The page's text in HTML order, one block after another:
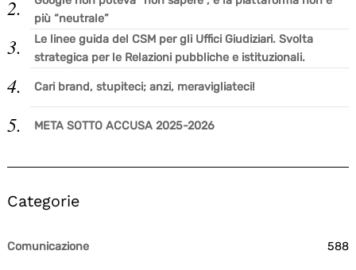
più “neutrale”
Le linee guida del CSM per gli Uffici Giudiziari. Svolta
strategica per le Relazioni pubbliche e istituzionali.
Cari brand, stupiteci; anzi, meravigliateci!
META SOTTO ACCUSA 2025-2026
Categorie
Comunicazione 588
Search
for: